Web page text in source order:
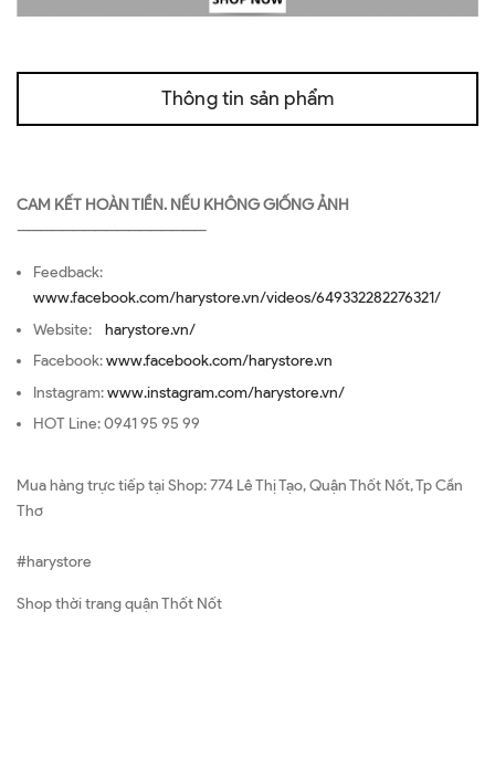
Thông tin sản phẩm
CAM KẾT HOÀN TIỀN. NẾU KHÔNG GIỐNG ẢNH
—————————————————
Feedback:
www.facebook.com/harystore.vn/videos/649332282276321/
Website: harystore.vn/
Facebook:www.facebook.com/harystore.vn
Instagram:www.instagram.com/harystore.vn/
HOT Line: 0941 95 95 99
Mua hàng trực tiếp tại Shop: 774 Lê Thị Tạo, Quận Thốt Nốt, Tp Cần
Thơ
#harystore
Shop thời trang quận Thốt Nốt